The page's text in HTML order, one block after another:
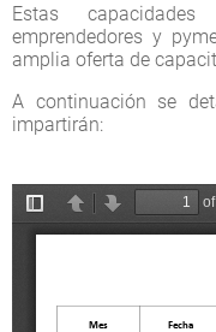
Estas
emprendedores y
amplia oferta de
A continuación se
impartirán: